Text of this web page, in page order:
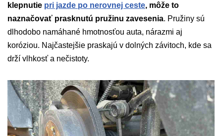
klepnutie pri jazde po nerovnej ceste, môže to
naznačovať prasknutú pružinu zavesenia. Pružiny sú
dlhodobo namáhané hmotnosťou auta, nárazmi aj
koróziou. Najčastejšie praskajú v dolných závitoch, kde sa
drží vlhkosť a nečistoty.